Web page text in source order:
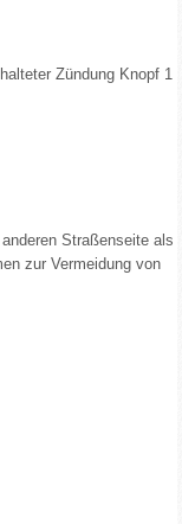
Zündung Knopf 1
Straßenseite als
zur Vermeidung von